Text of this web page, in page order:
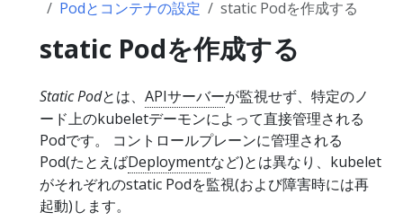
Podとコンテナの設定
static Podを作成する
static Podを作成する
Static Podとは、 APIサーバーが監視せず、特定のノ
ード上のkubeletデーモンによって直接管理される
Podです。 コントロールプレーンに管理される
Pod(たとえばDeploymentなど)とは異なり、kubelet
がそれぞれのstatic Podを監視(および障害時には再
起動)します。